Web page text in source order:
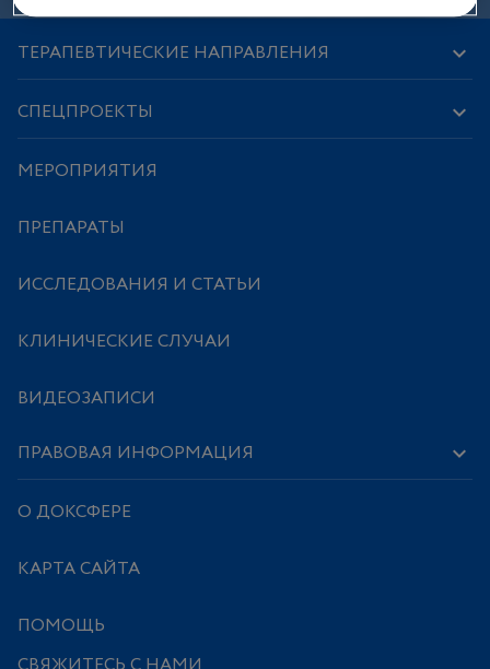
ТЕРАПЕВТИЧЕСКИЕ НАПРАВЛЕНИЯ
СПЕЦПРОЕКТЫ
МЕРОПРИЯТИЯ
ПРЕПАРАТЫ
ИССЛЕДОВАНИЯ И СТАТЬИ
КЛИНИЧЕСКИЕ СЛУЧАИ
ВИДЕОЗАПИСИ
ПРАВОВАЯ ИНФОРМАЦИЯ
О ДОКСФЕРЕ
КАРТА САЙТА
ПОМОЩЬ